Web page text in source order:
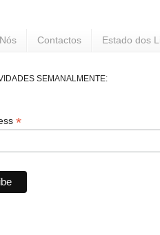
Contactos Estado dos
SEMANALMENTE:
*